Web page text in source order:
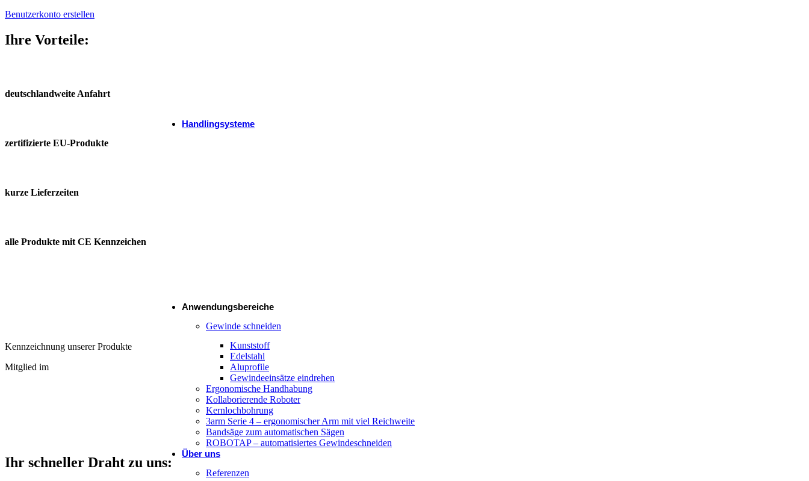
Handlingsysteme
Anwendungsbereiche
Gewinde schneiden
Kunststoff
Edelstahl
Aluprofile
Gewindeeinsätze eindrehen
Ergonomische Handhabung
Kollaborierende Roboter
Kernlochbohrung
3arm Serie 4 – ergonomischer Arm mit viel Reichweite
Bandsäge zum automatischen Sägen
ROBOTAP – automatisiertes Gewindeschneiden
Über uns
Referenzen
Benutzerkonto erstellen
Ihre Vorteile:
deutschland­weite Anfahrt
zertifizierte EU-Produkte
kurze Lieferzeiten
alle Produkte mit CE Kennzeichen
Kennzeichnung unserer Produkte
Mitglied im
Ihr schneller Draht zu uns: